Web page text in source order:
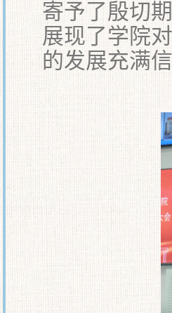
寄予了殷切
展现了学院
的发展充满信